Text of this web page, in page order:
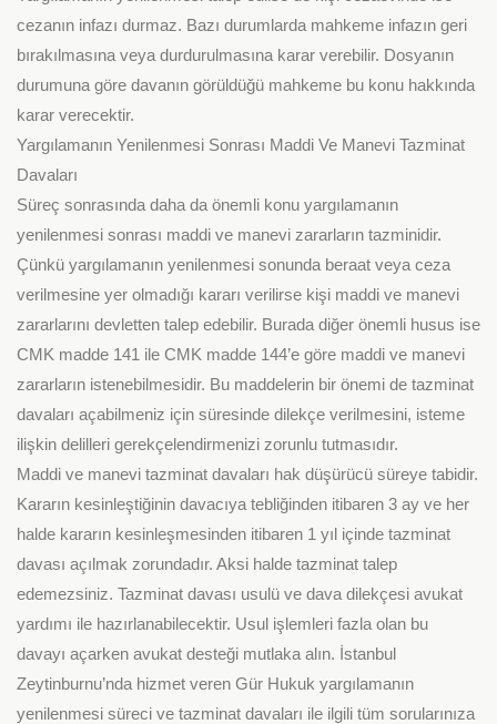
cezanın infazı durmaz. Bazı durumlarda mahkeme infazın geri
bırakılmasına veya durdurulmasına karar verebilir. Dosyanın
durumuna göre davanın görüldüğü mahkeme bu konu hakkında
karar verecektir.
Yargılamanın Yenilenmesi Sonrası Maddi Ve Manevi Tazminat
Davaları
Süreç sonrasında daha da önemli konu yargılamanın
yenilenmesi sonrası maddi ve manevi zararların tazminidir.
Çünkü yargılamanın yenilenmesi sonunda beraat veya ceza
verilmesine yer olmadığı kararı verilirse kişi maddi ve manevi
zararlarını devletten talep edebilir. Burada diğer önemli husus ise
CMK madde 141 ile CMK madde 144’e göre maddi ve manevi
zararların istenebilmesidir. Bu maddelerin bir önemi de tazminat
davaları açabilmeniz için süresinde dilekçe verilmesini, isteme
ilişkin delilleri gerekçelendirmenizi zorunlu tutmasıdır.
Maddi ve manevi tazminat davaları hak düşürücü süreye tabidir.
Kararın kesinleştiğinin davacıya tebliğinden itibaren 3 ay ve her
halde kararın kesinleşmesinden itibaren 1 yıl içinde tazminat
davası açılmak zorundadır. Aksi halde tazminat talep
edemezsiniz. Tazminat davası usulü ve dava dilekçesi avukat
yardımı ile hazırlanabilecektir. Usul işlemleri fazla olan bu
davayı açarken avukat desteği mutlaka alın. İstanbul
Zeytinburnu’nda hizmet veren Gür Hukuk yargılamanın
yenilenmesi süreci ve tazminat davaları ile ilgili tüm sorularınıza